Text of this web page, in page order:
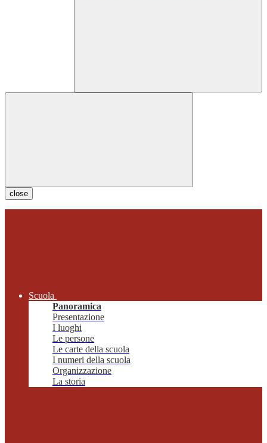
close
Scuola
Panoramica
Presentazione
I luoghi
Le persone
Le carte della scuola
I numeri della scuola
Organizzazione
La storia